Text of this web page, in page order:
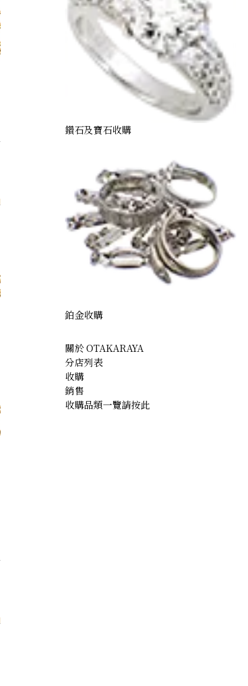
鑽石及寶石收購
鉑金收購
關於 OTAKARAYA
分店列表
收購
銷售
收購品類一覽請按此